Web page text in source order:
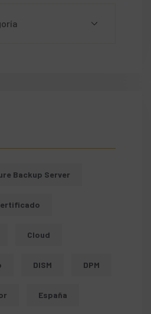
Backup Server
Cloud
DISM DPM
España